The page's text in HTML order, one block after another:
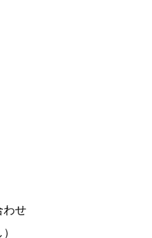
わせ